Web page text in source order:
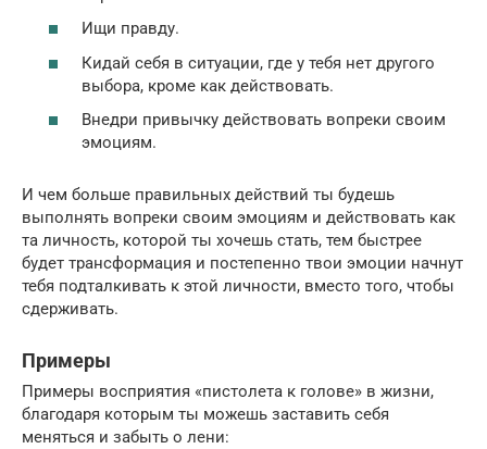
Ищи правду.
Кидай себя в ситуации, где у тебя нет другого
выбора, кроме как действовать.
Внедри привычку действовать вопреки своим
эмоциям.
И чем больше правильных действий ты будешь
выполнять вопреки своим эмоциям и действовать как
та личность, которой ты хочешь стать, тем быстрее
будет трансформация и постепенно твои эмоции начнут
тебя подталкивать к этой личности, вместо того, чтобы
сдерживать.
Примеры
Примеры восприятия «пистолета к голове» в жизни,
благодаря которым ты можешь заставить себя
меняться и забыть о лени: